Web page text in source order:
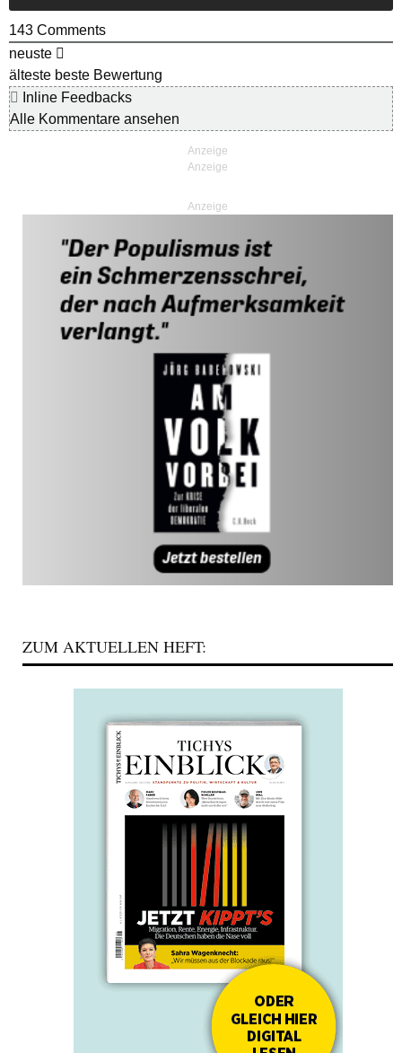
143 Comments
neuste
älteste beste Bewertung
Inline Feedbacks
Alle Kommentare ansehen
Anzeige
ZUM AKTUELLEN HEFT: